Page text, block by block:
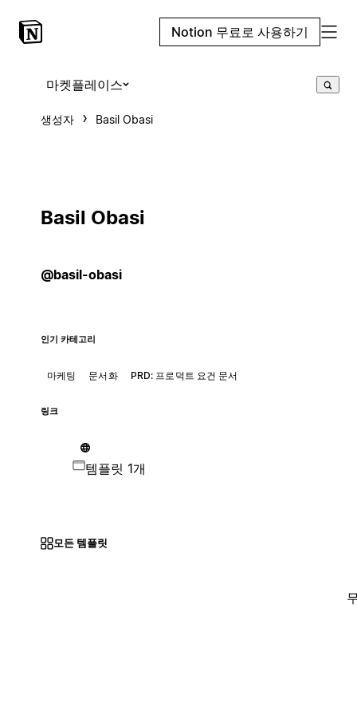
Notion 무료로 사용하기
마켓플레이스
생성자 Basil Obasi
Basil Obasi
@basil-obasi
인기 카테고리
마케팅 문서화 PRD: 프로덕트 요건 문서
링크
템플릿 1개
모든 템플릿